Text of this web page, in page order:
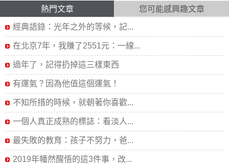
熱門文章 您可能感興趣文章
經典語錄：光年之外的等候，記...
在北京7年，我賺了2551元：一線...
過年了，記得扔掉這三樣東西
有運氣？因為他值這個運氣！
不知所措的時候，就朝著你喜歡...
一個人真正成熟的標誌：看淡人...
最失敗的教育：孩子不努力，爸...
2019年幡然醒悟的這3件事，改...